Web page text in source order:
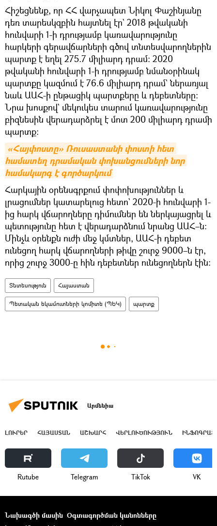
Հիշեցնենք, որ ՀՀ վարչապետ Նիկոլ Փաշինյանը
դեռ տարեսկզբին հայտնել էր` 2018 թվականի
հունվարի 1-ի դրությամբ կառավարությունը
հարկերի գերավճարների գծով տնտեսվարողներին
պարտք է եղել 275.7 միլիարդ դրամ: 2020
թվականի հունվարի 1-ի դրությամբ նմանօրինակ
պարտքը կազմում է 76.6 միլիարդ դրամ` ներառյալ
նաև ԱԱՀ-ի ընթացիկ պարտքերը և դեբետները։
Նրա խոսքով` մեկուկես տարում կառավարությունը
բիզնեսին վերադարձրել է մոտ 200 միլիարդ դրամի
պարտք:
«Հայփոստը» Ռուսաստանի փոստի հետ
համատեղ դրամական փոխանցումների նոր
համակարգ է գործարկում
Հարկային օրենսգրքում փոփոխություններ և
լրացումներ կատարելուց հետո` 2020-ի հունվարի 1-
ից հարկ վճարողները դիմումներ են ներկայացրել և
պետությունը հետ է վերադարձնում նրանց ԱԱՀ–ն։
Մինչև օրենքն ուժի մեջ կմտներ, ԱԱՀ-ի դեբետ
ունեցող հարկ վճարողների թիվը շուրջ 9000–ն էր,
որից շուրջ 3000-ը հին դեբետներ ունեցողներն էին։
Տնտեսություն Հայաստան
Պետական եկամուտների կոմիտե (ՊԵԿ) պարտք
Արմենիա
ԼՈՒՐԵՐ ՀԱՅԱՍՏԱՆ ԱՇԽԱՐՀ ՎԵՐԼՈՒԾՈՒԹՅՈՒՆ
Rutube Telegram ТikТоk VK
Նախագծի մասին Օգտագործման կանոնները